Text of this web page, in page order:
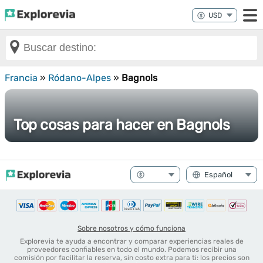
Francia » Ródano-Alpes » Bagnols
Top cosas para hacer en Bagnols
Sobre nosotros y cómo funciona
Explorevia te ayuda a encontrar y comparar experiencias reales de
proveedores confiables en todo el mundo. Podemos recibir una
comisión por facilitar la reserva, sin costo extra para ti: los precios son